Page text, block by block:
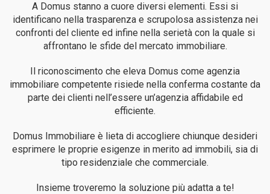
A Domus stanno a cuore diversi elementi. Essi si
identificano nella trasparenza e scrupolosa assistenza nei
confronti del cliente ed infine nella serietà con la quale si
affrontano le sfide del mercato immobiliare.
Il riconoscimento che eleva Domus come agenzia
immobiliare competente risiede nella conferma costante da
parte dei clienti nell’essere un’agenzia affidabile ed
efficiente.
Domus Immobiliare è lieta di accogliere chiunque desideri
esprimere le proprie esigenze in merito ad immobili, sia di
tipo residenziale che commerciale.
Insieme troveremo la soluzione più adatta a te!